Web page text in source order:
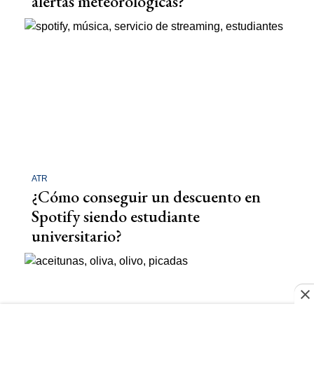
ATR
¿Cómo conseguir un descuento en
Spotify siendo estudiante
universitario?